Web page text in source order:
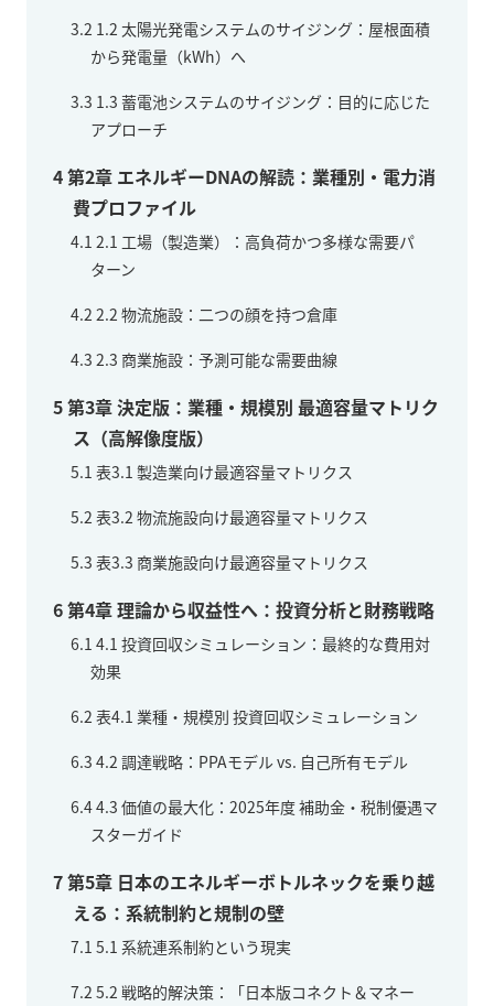
3.2 1.2 太陽光発電システムのサイジング：屋根面積
から発電量（kWh）へ
3.3 1.3 蓄電池システムのサイジング：目的に応じた
アプローチ
4第2章 エネルギーDNAの解読：業種別・電力消
費プロファイル
4.1 2.1 工場（製造業）：高負荷かつ多様な需要パ
ターン
4.2 2.2 物流施設：二つの顔を持つ倉庫
4.3 2.3 商業施設：予測可能な需要曲線
5第3章 決定版：業種・規模別 最適容量マトリク
ス（高解像度版）
5.1 表3.1 製造業向け最適容量マトリクス
5.2 表3.2 物流施設向け最適容量マトリクス
5.3 表3.3 商業施設向け最適容量マトリクス
6第4章 理論から収益性へ：投資分析と財務戦略
6.1 4.1 投資回収シミュレーション：最終的な費用対
効果
6.2 表4.1 業種・規模別 投資回収シミュレーション
6.3 4.2 調達戦略：PPAモデル vs. 自己所有モデル
6.44.3 価値の最大化：2025年度 補助金・税制優遇マ
スターガイド
7第5章 日本のエネルギーボトルネックを乗り越
える：系統制約と規制の壁
7.1 5.1 系統連系制約という現実
7.2 5.2 戦略的解決策：「日本版コネクト＆マネー